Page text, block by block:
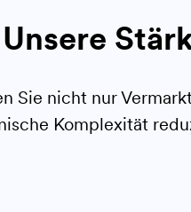
Unsere
Sie nicht nur
Komplexität